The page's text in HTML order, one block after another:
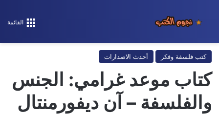
القائمة
كتب فلسفة وفكر أحدث الاصدارات
كتاب موعد غرامي: الجنس
والفلسفة – آن ديفورمنتال